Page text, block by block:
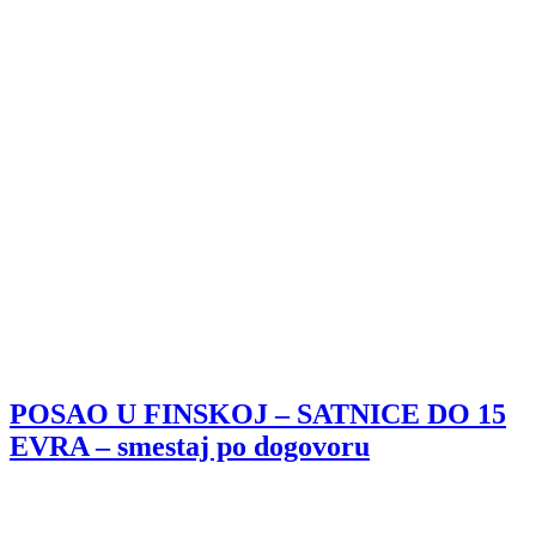
POSAO U FINSKOJ – SATNICE DO 15
EVRA – smestaj po dogovoru